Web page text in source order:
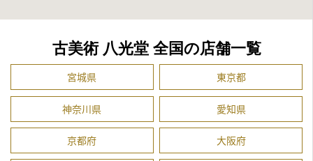
古美術 八光堂 全国の店舗一覧
宮城県 東京都
神奈川県 愛知県
京都府 大阪府